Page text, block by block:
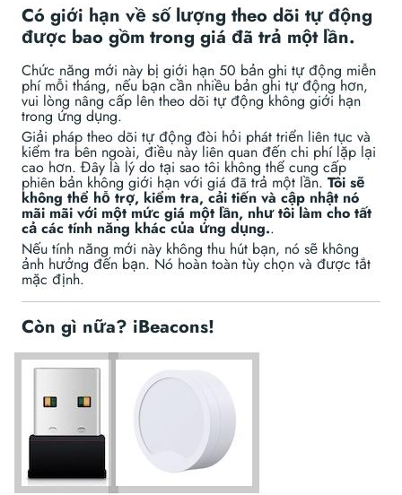
Có giới hạn về số lượng theo dõi tự động
được bao gồm trong giá đã trả một lần.
Chức năng mới này bị giới hạn 50 bản ghi tự động miễn
phí mỗi tháng, nếu bạn cần nhiều bản ghi tự động hơn,
vui lòng nâng cấp lên theo dõi tự động không giới hạn
trong ứng dụng.
Giải pháp theo dõi tự động đòi hỏi phát triển liên tục và
kiểm tra bên ngoài, điều này liên quan đến chi phí lặp lại
cao hơn. Đây là lý do tại sao tôi không thể cung cấp
phiên bản không giới hạn với giá đã trả một lần. Tôi sẽ
không thể hỗ trợ, kiểm tra, cải tiến và cập nhật nó
mãi mãi với một mức giá một lần, như tôi làm cho tất
cả các tính năng khác của ứng dụng..
Nếu tính năng mới này không thu hút bạn, nó sẽ không
ảnh hưởng đến bạn. Nó hoàn toàn tùy chọn và được tắt
mặc định.
Còn gì nữa? iBeacons!